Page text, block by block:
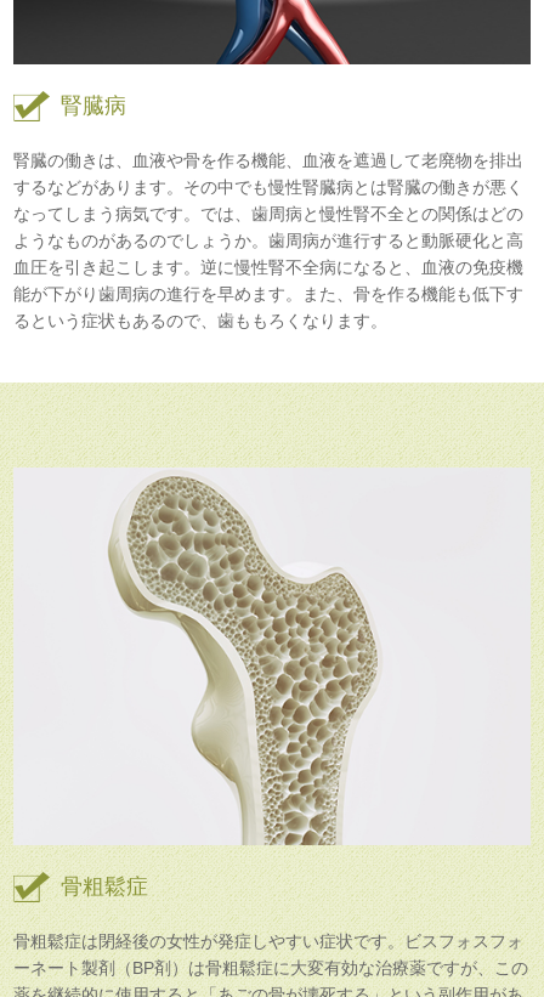
腎臓病
腎臓の働きは、血液や骨を作る機能、血液を遮過して老廃物を排出
するなどがあります。その中でも慢性腎臓病とは腎臓の働きが悪く
なってしまう病気です。では、歯周病と慢性腎不全との関係はどの
ようなものがあるのでしょうか。歯周病が進行すると動脈硬化と高
血圧を引き起こします。逆に慢性腎不全病になると、血液の免疫機
能が下がり歯周病の進行を早めます。また、骨を作る機能も低下す
るという症状もあるので、歯ももろくなります。
骨粗鬆症
骨粗鬆症は閉経後の女性が発症しやすい症状です。ビスフォスフォ
ーネート製剤（BP剤）は骨粗鬆症に大変有効な治療薬ですが、この